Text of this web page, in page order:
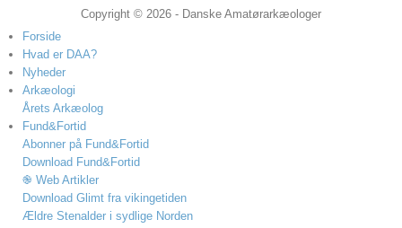
Copyright © 2026 - Danske Amatørarkæologer
Forside
Hvad er DAA?
Nyheder
Arkæologi
Årets Arkæolog
Fund&Fortid
Abonner på Fund&Fortid
Download Fund&Fortid
֎ Web Artikler
Download Glimt fra vikingetiden
Ældre Stenalder i sydlige Norden